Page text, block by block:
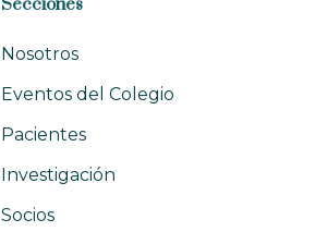
Secciones
Nosotros
Eventos del Colegio
Pacientes
Investigación
Socios